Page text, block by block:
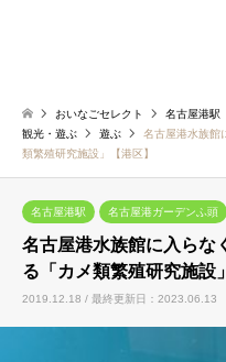
おいなごセレクト 名古屋港駅
観光・遊ぶ
遊ぶ
名古屋港水族館
類繁殖研究施設」【港区】
名古屋港駅 名古屋港ガーデンふ頭
名古屋港水族館に入らな
る「カメ類繁殖研究施設
2019.12.18 / 最終更新日：2023.06.13